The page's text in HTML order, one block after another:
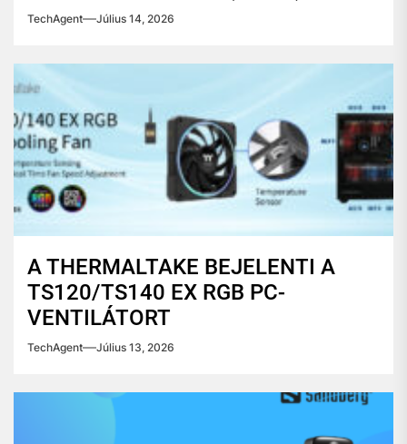
TechAgent Július 14, 2026
A THERMALTAKE BEJELENTI A
TS120/TS140 EX RGB PC-
VENTILÁTORT
TechAgent Július 13, 2026